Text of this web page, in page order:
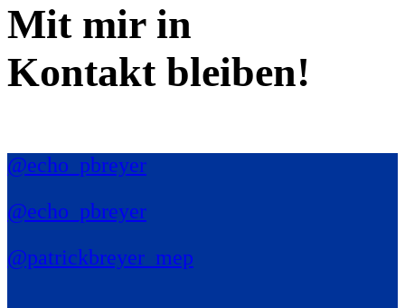
Mit mir in
Kontakt bleiben!
@echo_pbreyer
@echo_pbreyer
@patrickbreyer_mep